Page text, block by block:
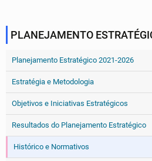
PLANEJAMENTO
Planejamento Estratégico 2021-2026
Estratégia e Metodologia
Objetivos e Iniciativas Estratégicos
Resultados do Planejamento Estratégico
Histórico e Normativos